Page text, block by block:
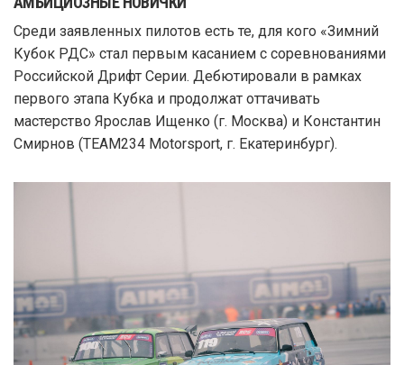
Среди заявленных пилотов есть те, для кого «Зимний
Кубок РДС» стал первым касанием с соревнованиями
Российской Дрифт Серии. Дебютировали в рамках
первого этапа Кубка и продолжат оттачивать
мастерство Ярослав Ищенко (г. Москва) и Константин
Смирнов (TEAM234 Motorsport, г. Екатеринбург).